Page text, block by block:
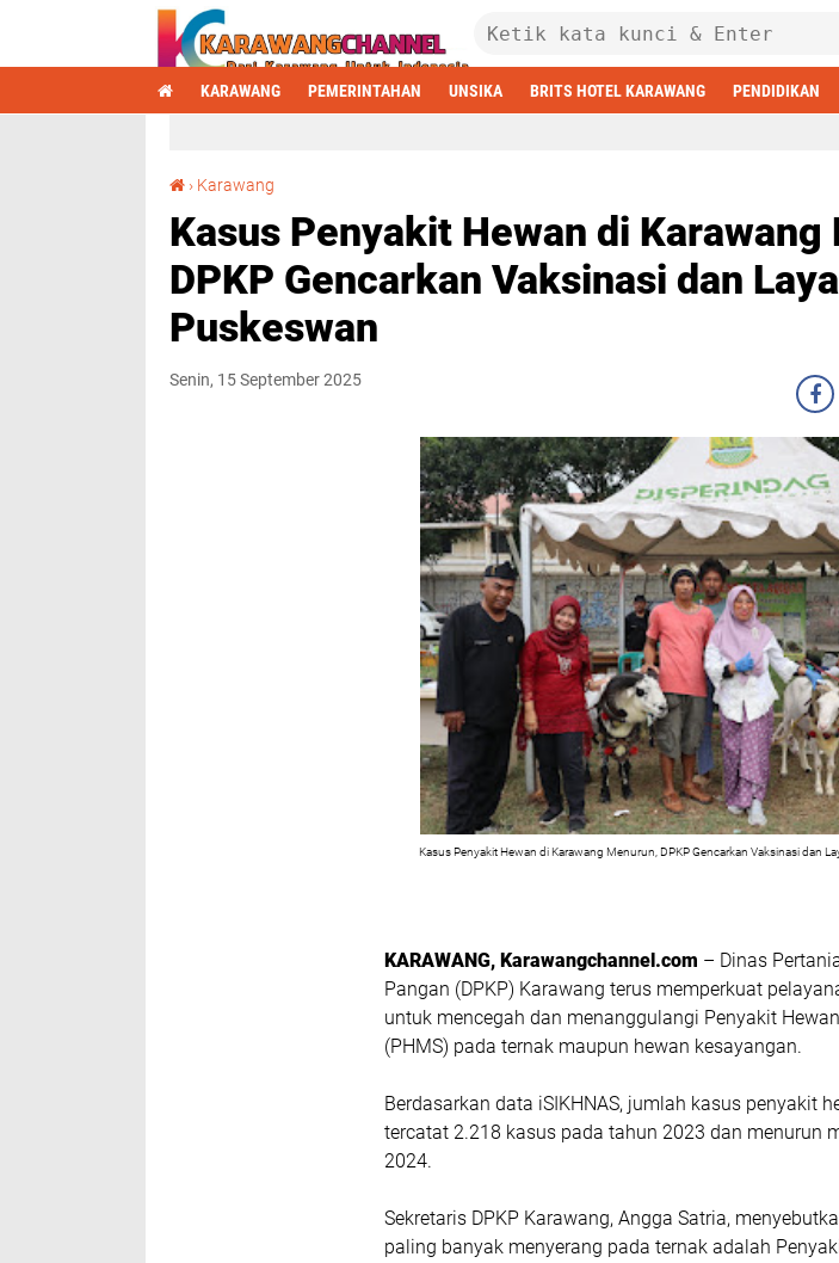
KARAWANG PEMERINTAHAN UNSIKA BRITS HOTEL KARAWANG PENDIDIKAN
› Karawang
Kasus Penyakit Hewan di Karawang
DPKP Gencarkan Vaksinasi dan
Puskeswan
Senin, 15 September 2025
Kasus Penyakit Hewan di Karawang Menurun, DPKP Gencarkan Vaksinasi dan
KARAWANG, Karawangchannel.com – Dinas
Pangan (DPKP) Karawang terus memperkuat
untuk mencegah dan menanggulangi Penyakit
(PHMS) pada ternak maupun hewan kesayangan.
Berdasarkan data iSIKHNAS, jumlah kasus penyakit
tercatat 2.218 kasus pada tahun 2023 dan menurun
2024.
Sekretaris DPKP Karawang, Angga Satria,
paling banyak menyerang pada ternak adalah